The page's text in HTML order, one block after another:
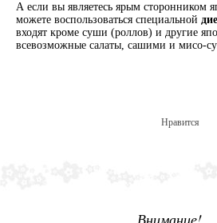
А если вы являетесь ярым сторонником
можете воспользоваться специальной
входят кроме суши (роллов) и другие
всевозможные салаты, сашими и мисо-
Нравится